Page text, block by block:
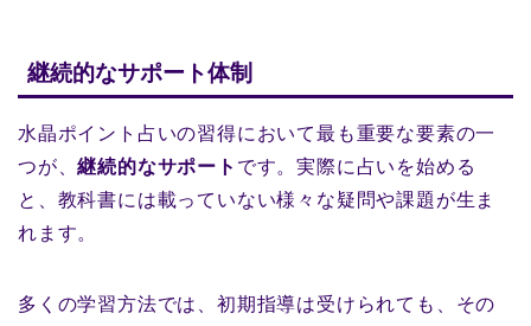
継続的なサポート体制
水晶ポイント占いの習得において最も重要な要素の一
つが、継続的なサポート です。実際に占いを始める
と、教科書には載っていない様々な疑問や課題が生ま
れます。
多くの学習方法では、初期指導は受けられても、その